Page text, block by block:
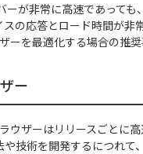
ーが非常に高速であって
スの応答とロード時間が
ーを最適化する場合の推
ー
ウザーはリリースごとに
や技術を開発するにつれ